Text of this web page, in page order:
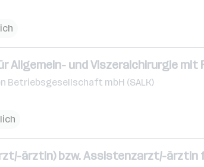
und Viszeralchirurgie mit
Betriebsgesellschaft mbH (SALK)
ärztin) bzw. Assistenzarzt/-ärztin